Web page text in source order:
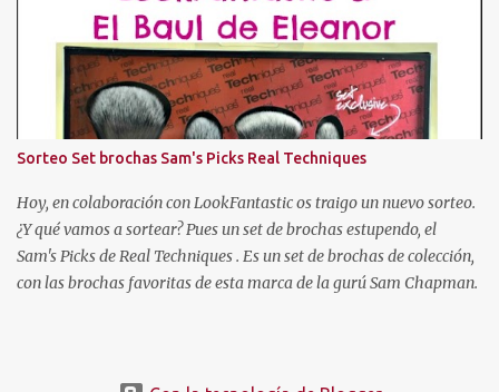
marrón chocolate, con mechas de tres colores, con las puntas más
oscuras, con las puntas más claras, negro... Hasta que cansada de
experimentar y jugar con mi pelo, decidí volver a dejármelo crecer
y dejarlo de "su color". Pero como ya os he dicho al principio, mi
color de pelo es SOSO, así que algo había que hacer. Entonces
descubrí un producto que se llamaba "Cristal Soleil" de Garnier.
Cristal Soleil de Garnier Empecé a usarlo, y poco a poco fue
aclarándome el cabello. Pero hace unos años dejé de en...
Sorteo Set brochas Sam's Picks Real Techniques
Hoy, en colaboración con LookFantastic os traigo un nuevo sorteo.
¿Y qué vamos a sortear? Pues un set de brochas estupendo, el
Sam's Picks de Real Techniques . Es un set de brochas de colección,
con las brochas favoritas de esta marca de la gurú Sam Chapman.